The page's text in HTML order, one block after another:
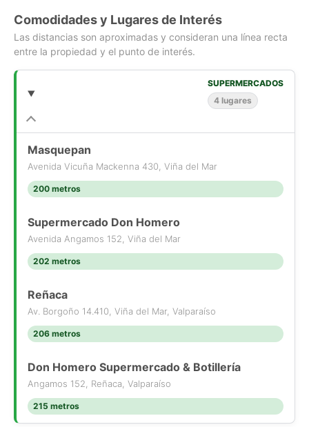
Comodidades y Lugares de Interés
Las distancias son aproximadas y consideran una línea recta
entre la propiedad y el punto de interés.
SUPERMERCADOS
4 lugares
Masquepan
Avenida Vicuña Mackenna 430, Viña del Mar
200 metros
Supermercado Don Homero
Avenida Angamos 152, Viña del Mar
202 metros
Reñaca
Av. Borgoño 14.410, Viña del Mar, Valparaíso
206 metros
Don Homero Supermercado & Botillería
Angamos 152, Reñaca, Valparaíso
215 metros